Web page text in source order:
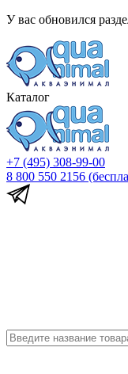
У вас обновился
Каталог
+7 (495) 308-99-00
8 800 550 2156